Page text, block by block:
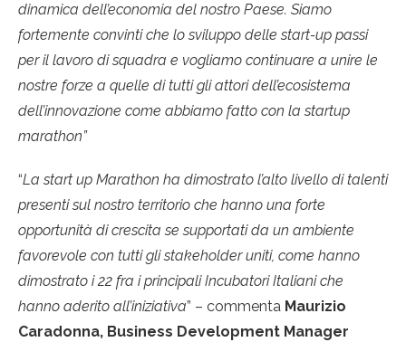
dinamica dell’economia del nostro Paese. Siamo
fortemente convinti che lo sviluppo delle start-up passi
per il lavoro di squadra e vogliamo continuare a unire le
nostre forze a quelle di tutti gli attori dell’ecosistema
dell’innovazione come abbiamo fatto con la startup
marathon”
“La start up Marathon ha dimostrato l’alto livello di talenti
presenti sul nostro territorio che hanno una forte
opportunità di crescita se supportati da un ambiente
favorevole con tutti gli stakeholder uniti, come hanno
dimostrato i 22 fra i principali Incubatori Italiani che
hanno aderito all’iniziativa” – commenta Maurizio
Caradonna, Business Development Manager